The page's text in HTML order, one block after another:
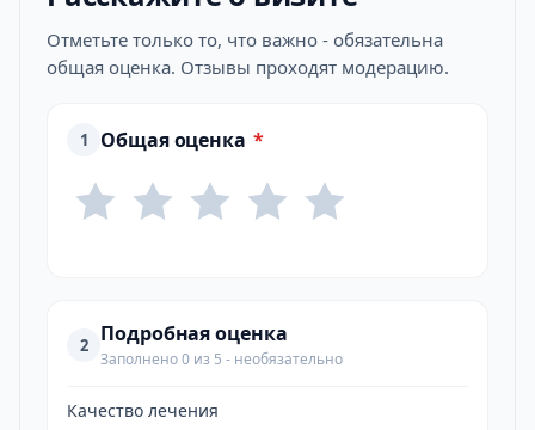
Отметьте только то, что важно - обязательна
общая оценка. Отзывы проходят модерацию.
1 Общая оценка *
2 Подробная оценка
Заполнено 0 из 5 - необязательно
Качество лечения